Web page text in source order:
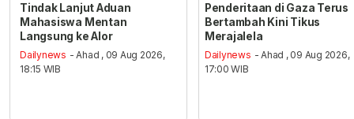
Tindak Lanjut Aduan
Mahasiswa Mentan
Langsung ke Alor
Dailynews - Ahad , 09 Aug 2026,
18:15 WIB
Penderitaan di Gaza Terus
Bertambah Kini Tikus
Merajalela
Dailynews - Ahad , 09 Aug 2026,
17:00 WIB